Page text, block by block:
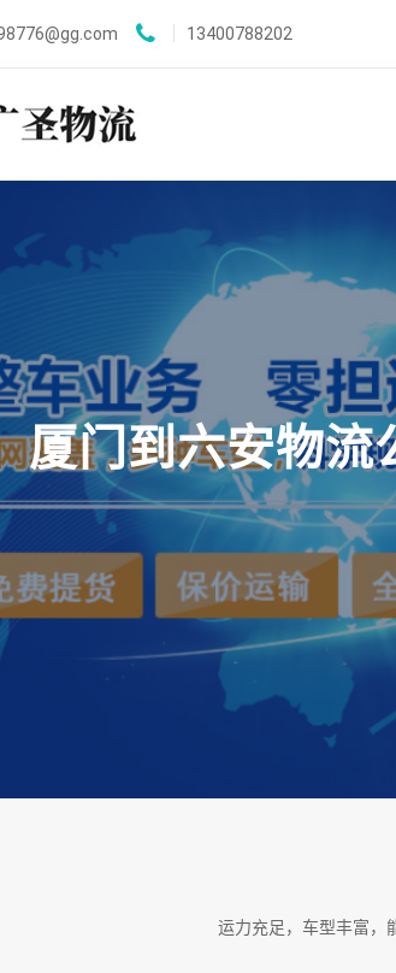
13400788202
厦门到六安物流
运力充足，车型丰富，